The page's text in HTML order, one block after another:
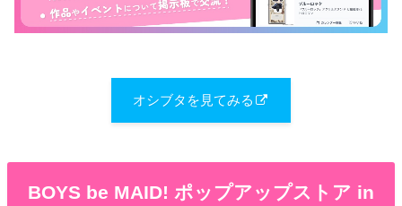
オシブタを見てみる
BOYS be MAID! ポップアップストア in